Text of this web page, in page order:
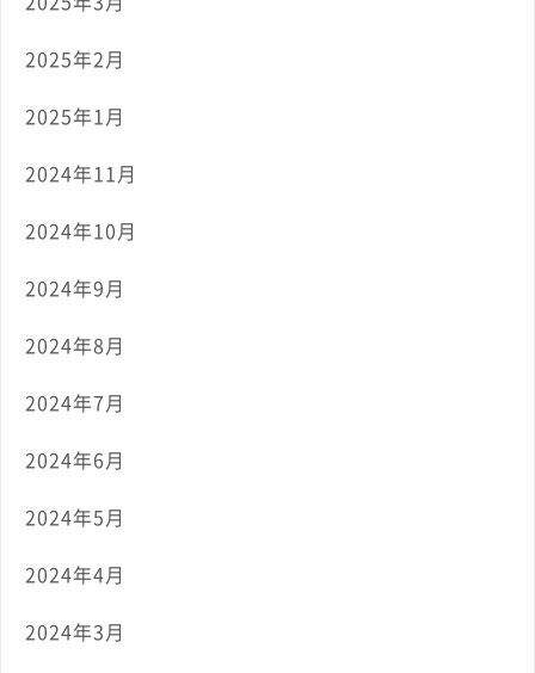
2025年2月
2025年1月
2024年11月
2024年10月
2024年9月
2024年8月
2024年7月
2024年6月
2024年5月
2024年4月
2024年3月